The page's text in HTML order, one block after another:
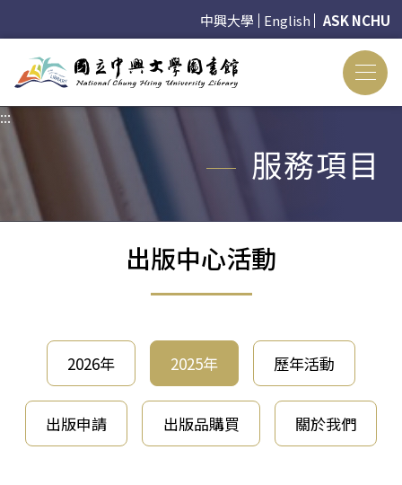
中興大學 English ASK NCHU
:::
服務項目
出版中心活動
2026年 2025年 歷年活動
出版申請 出版品購買 關於我們